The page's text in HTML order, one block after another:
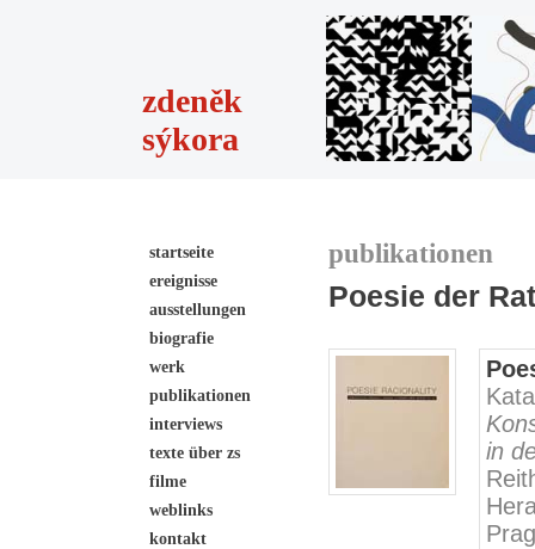
zdeněk
sýkora
startseite
ereignisse
ausstellungen
biografie
werk
publikationen
interviews
texte über zs
filme
weblinks
kontakt
publikationen
Poesie der
in